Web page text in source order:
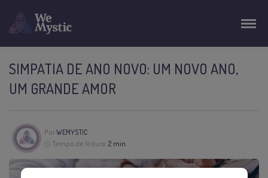
SIMPATIA DE ANO NOVO: UM NOVO ANO,
UM GRANDE AMOR
PorWEMYSTIC
Tempo de leitura: 2 min